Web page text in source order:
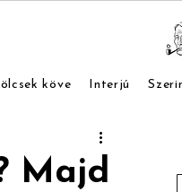
köve Interjú
Majd